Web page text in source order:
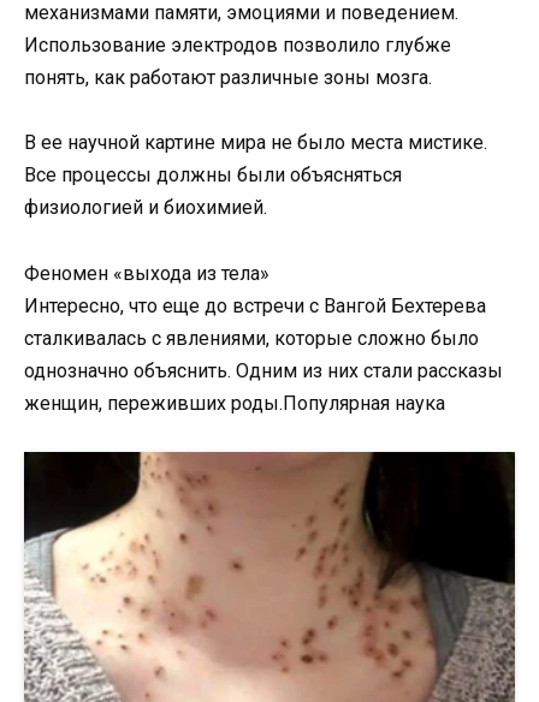
механизмами памяти, эмоциями и поведением.
Использование электродов позволило глубже
понять, как работают различные зоны мозга.
В ее научной картине мира не было места мистике.
Все процессы должны были объясняться
физиологией и биохимией.
Феномен «выхода из тела»
Интересно, что еще до встречи с Вангой Бехтерева
сталкивалась с явлениями, которые сложно было
однозначно объяснить. Одним из них стали рассказы
женщин, переживших роды.Популярная наука